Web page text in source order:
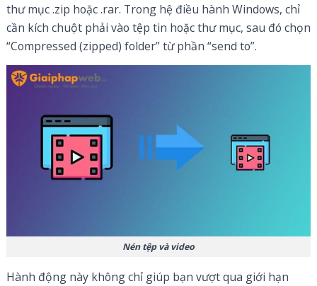
thư mục .zip hoặc .rar. Trong hệ điều hành Windows, chỉ
cần kích chuột phải vào tệp tin hoặc thư mục, sau đó chọn
“Compressed (zipped) folder” từ phần “send to”.
Nén tệp và video
Hành động này không chỉ giúp bạn vượt qua giới hạn